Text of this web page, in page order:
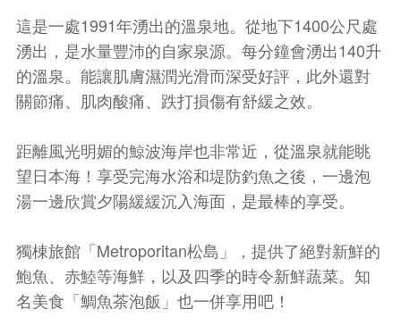
這是一處1991年湧出的溫泉地。從地下1400公尺處
湧出，是水量豐沛的自家泉源。每分鐘會湧出140升
的溫泉。能讓肌膚濕潤光滑而深受好評，此外還對
關節痛、肌肉酸痛、跌打損傷有舒緩之效。
距離風光明媚的鯨波海岸也非常近，從溫泉就能眺
望日本海！享受完海水浴和堤防釣魚之後，一邊泡
湯一邊欣賞夕陽緩緩沉入海面，是最棒的享受。
獨棟旅館「Metroporitan松島」，提供了絕對新鮮的
鮑魚、赤鯥等海鮮，以及四季的時令新鮮蔬菜。知
名美食「鯛魚茶泡飯」也一併享用吧！